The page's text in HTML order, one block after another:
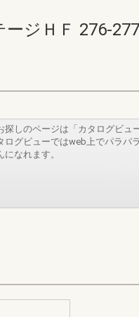
ジＨＦ 276-
探しのページは「カタログビュ
ログビューではweb上でパラパ
になれます。